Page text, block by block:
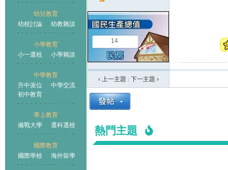
幼兒教育
幼校討論
幼教雜談
小學教育
小一選校
小學雜談
中學教育
升中派位
中學交流
初中教育
專上教育
備戰大學
選科選校
國際教育
國際學校
海外留學
王國
14
‹ 上一主題 下一主題 ›
熱門主題